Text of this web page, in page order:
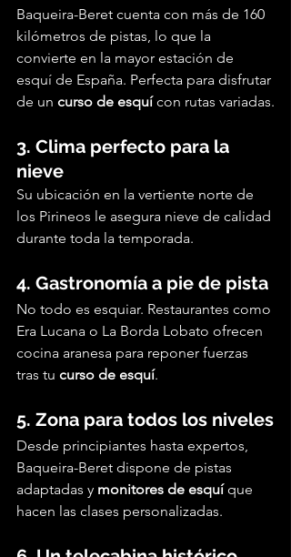
Baqueira-Beret cuenta con más de 160
kilómetros de pistas, lo que la
convierte en la mayor estación de
esquí de España. Perfecta para disfrutar
de un curso de esquí con rutas variadas.
3. Clima perfecto para la
nieve
Su ubicación en la vertiente norte de
los Pirineos le asegura nieve de calidad
durante toda la temporada.
4. Gastronomía a pie de pista
No todo es esquiar. Restaurantes como
Era Lucana o La Borda Lobato ofrecen
cocina aranesa para reponer fuerzas
tras tu curso de esquí.
5. Zona para todos los niveles
Desde principiantes hasta expertos,
Baqueira-Beret dispone de pistas
adaptadas y monitores de esquí que
hacen las clases personalizadas.